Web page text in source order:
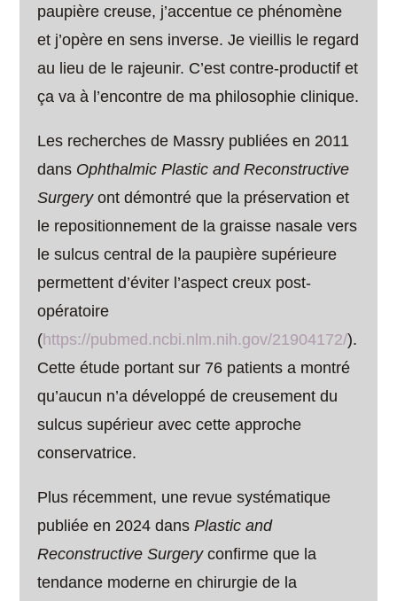
paupière creuse, j’accentue ce phénomène
et j’opère en sens inverse. Je vieillis le regard
au lieu de le rajeunir. C’est contre-productif et
ça va à l’encontre de ma philosophie clinique.
Les recherches de Massry publiées en 2011
dans Ophthalmic Plastic and Reconstructive
Surgeryont démontré que la préservation et
le repositionnement de la graisse nasale vers
le sulcus central de la paupière supérieure
permettent d’éviter l’aspect creux post-
opératoire
(https://pubmed.ncbi.nlm.nih.gov/21904172/).
Cette étude portant sur 76 patients a montré
qu’aucun n’a développé de creusement du
sulcus supérieur avec cette approche
conservatrice.
Plus récemment, une revue systématique
publiée en 2024 dansPlastic and
Reconstructive Surgeryconfirme que la
tendance moderne en chirurgie de la